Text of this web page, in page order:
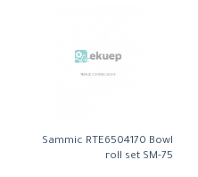
Sammic RTE6504170 Bowl
roll set SM-75